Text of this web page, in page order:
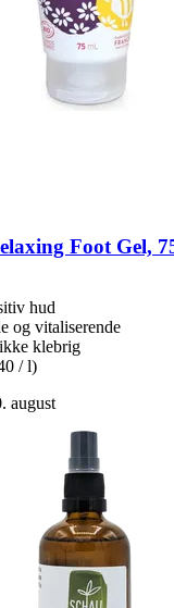
Foot Gel,
hud
og vitaliserende
klebrig
/ l)
august